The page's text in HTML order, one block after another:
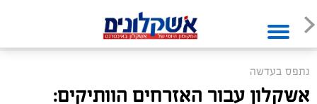
נתפס בעדשה
אשקלון עבור האזרחים הוותיקים: